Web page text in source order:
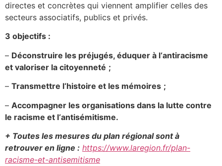
directes et concrètes qui viennent amplifier celles des
secteurs associatifs, publics et privés.
3 objectifs :
– Déconstruire les préjugés, éduquer à l‘antiracisme
et valoriser la citoyenneté ;
– Transmettre l‘histoire et les mémoires ;
– Accompagner les organisations dans la lutte contre
le racisme et l‘antisémitisme.
+ Toutes les mesures du plan régionalsont à
retrouver en ligne : https://www.laregion.fr/plan-
racisme-et-antisemitisme